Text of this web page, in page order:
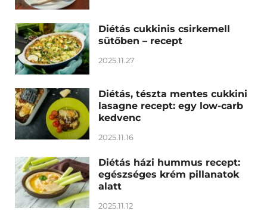
Diétás cukkinis csirkemell
sütőben – recept
2025.11.27
Diétás, tészta mentes cukkini
lasagne recept: egy low-carb
kedvenc
2025.11.16
Diétás házi hummus recept:
egészséges krém pillanatok
alatt
2025.11.12